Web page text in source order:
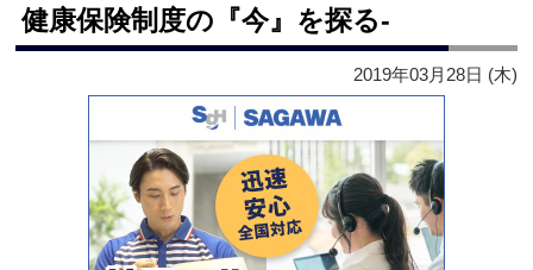
健康保険制度の『今』を探る‐
2019年03月28日 (木)